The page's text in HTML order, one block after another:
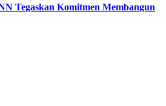
Tegaskan Komitmen Membangun